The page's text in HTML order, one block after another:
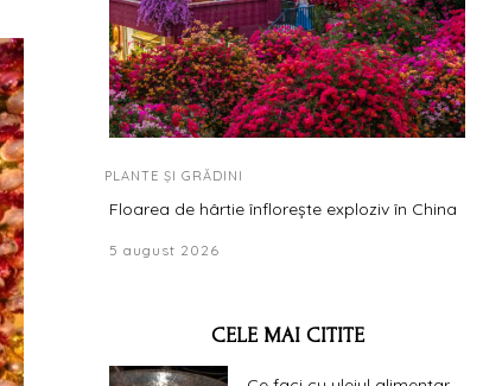
PLANTE ȘI GRĂDINI
Floarea de hârtie înflorește exploziv în China
5 august 2026
CELE MAI CITITE